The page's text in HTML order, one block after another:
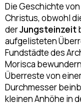
Die Geschichte
Christus, obwohl
derJungsteinzeit
aufgelisteten
Fundstädte des
Morisca
Überreste von
Durchmesser
kleinen Anhöhe in